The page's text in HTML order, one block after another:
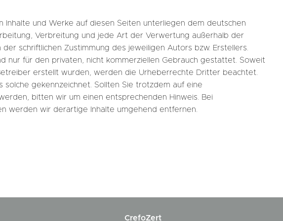
und Werke auf diesen Seiten unterliegen dem deutschen
Verbreitung und jede Art der Verwertung außerhalb der
schriftlichen Zustimmung des jeweiligen Autors bzw. Erstellers.
nur für den privaten, nicht kommerziellen Gebrauch gestattet. Soweit
erstellt wurden, werden die Urheberrechte Dritter beachtet.
solche gekennzeichnet. Sollten Sie trotzdem auf eine
bitten wir um einen entsprechenden Hinweis. Bei
werden wir derartige Inhalte umgehend entfernen.
CrefoZert